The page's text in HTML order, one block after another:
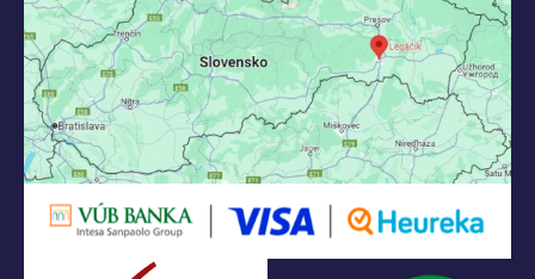
KONTAKT
+421 55 622 23 18
+421 907 919 608
legacik@legacik.sk
Legáčik s.r.o
Hrnčiarska 2/A
04001 Košice
Slovenská Republika